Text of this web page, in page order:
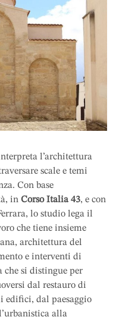
l’architettura
scale e temi
Con base
in Corso Italia 43, e con
lo studio lega il
che tiene insieme
architettura del
e interventi di
che si distingue per
dal restauro di
edifici, dal paesaggio
alla